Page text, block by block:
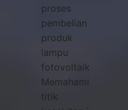
proses
pembelian
produk
lampu
fotovoltaik.
Memahami
titik